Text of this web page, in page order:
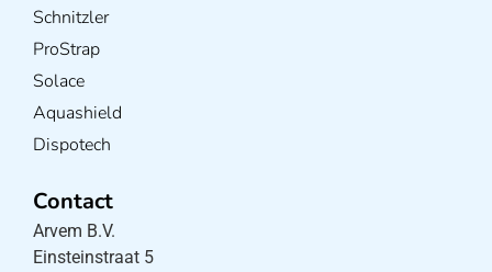
Schnitzler
ProStrap
Solace
Aquashield
Dispotech
Contact
Arvem B.V.
Einsteinstraat 5